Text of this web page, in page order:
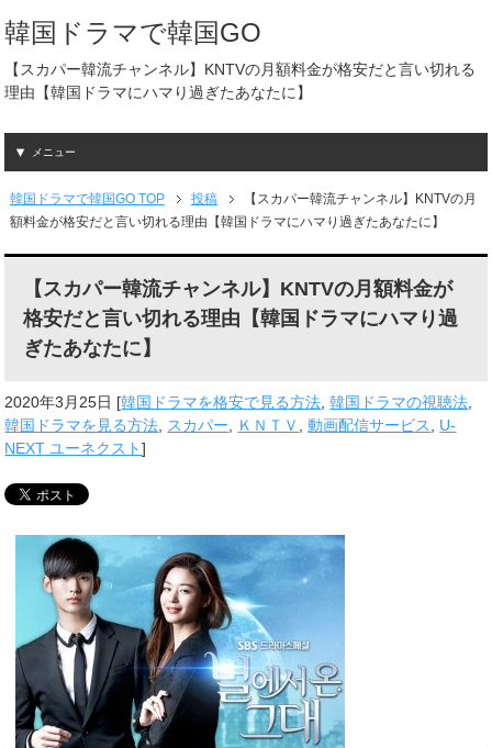
韓国ドラマで韓国GO
【スカパー韓流チャンネル】KNTVの月額料金が格安だと言い切れる
理由【韓国ドラマにハマり過ぎたあなたに】
メニュー
韓国ドラマで韓国GO TOP 投稿
【スカパー韓流チャンネル】KNTVの月
額料金が格安だと言い切れる理由【韓国ドラマにハマり過ぎたあなたに】
【スカパー韓流チャンネル】KNTVの月額料金が
格安だと言い切れる理由【韓国ドラマにハマり過
ぎたあなたに】
2020年3月25日 [韓国ドラマを格安で見る方法,韓国ドラマの視聴法,
韓国ドラマを見る方法, スカパー, ＫＮＴＶ ,動画配信サービス, U-
NEXT ユーネクスト]